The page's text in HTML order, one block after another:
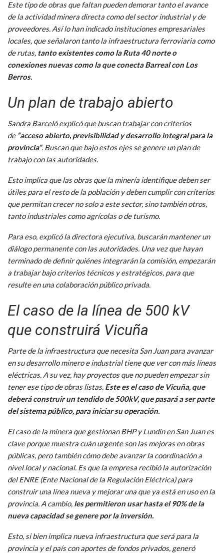
Este tipo de obras que faltan pueden demorar tanto el avance
de la actividad minera directa como del sector industrial y de
proveedores. Así lo han indicado instituciones empresariales
locales, que señalaron tanto la infraestructura ferroviaria como
de rutas, tanto existentes como la Ruta 40 norte o
conexiones nuevas como la que conecta Barreal con Los
Berros.
Un plan de trabajo abierto
Sandra Barceló explicó que buscan trabajar con criterios
de“acceso abierto, previsibilidad y desarrollo integral para la
provincia”. Buscan que bajo estos ejes se genere un plan de
trabajo con las autoridades.
Esto implica que las obras que la minería identifique deben ser
útiles para el resto de la población y deben cumplir con criterios
que permitan crecer no solo a este sector, sino también otros,
tanto industriales como agrícolas o de turismo.
Para eso, explicó la directora ejecutiva, buscarán mantener un
diálogo permanente con las autoridades. Una vez que hayan
terminado de definir quiénes integrarán la comisión, empezarán
a trabajar bajo criterios técnicos y estratégicos, para que
resulte en una colaboración público privada.
El caso de la línea de 500 kV
que construirá Vicuña
Parte de la infraestructura que necesita San Juan para avanzar
en su desarrollo minero e industrial tiene que ver con más líneas
eléctricas. A su vez, hay proyectos que no pueden empezar sin
tener ese tipo de obras listas. Este es el caso de Vicuña, que
deberá construir un tendido de 500kV, que pasará a ser parte
del sistema público, para iniciar su operación.
El caso de la minera que gestionan BHP y Lundin en San Juan es
clave porque muestra cuán urgente son las mejoras en obras
públicas, pero también cómo debe avanzar la coordinación a
nivel local y nacional. Es que la empresa recibió la autorización
del ENRE (Ente Nacional de la Regulación Eléctrica) para
construir una línea nueva y mejorar una que ya está en uso en la
provincia. A cambio, les permitieron usar hasta el 90% de la
nueva capacidad se genere por la inversión.
Esto, si bien implica nueva infraestructura que será para la
provincia y el país con aportes de fondos privados, generó